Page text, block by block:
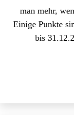
man mehr,
Einige Punkte
bis